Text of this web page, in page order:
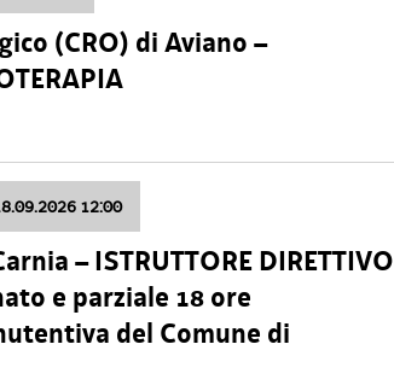
(CRO) di Aviano –
12:00
– ISTRUTTORE DIRETTIVO
e parziale 18 ore
del Comune di